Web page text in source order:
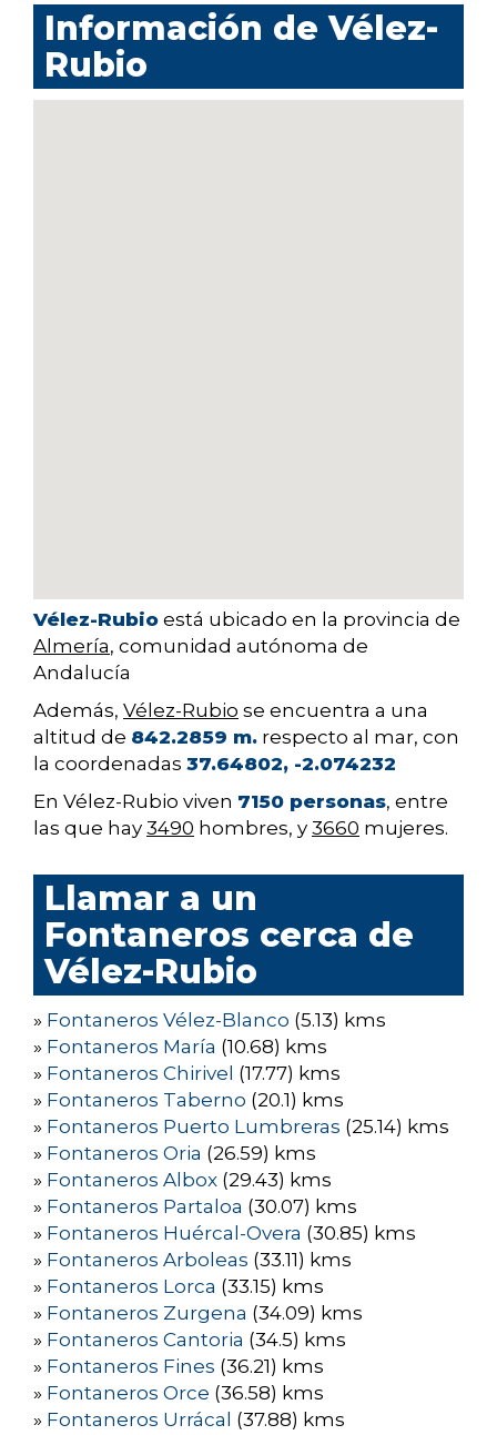
Información de Vélez-
Rubio
Vélez-Rubio está ubicado en la provincia de
Almería, comunidad autónoma de
Andalucía
Además, Vélez-Rubio se encuentra a una
altitud de 842.2859 m. respecto al mar, con
la coordenadas 37.64802, -2.074232
En Vélez-Rubio viven 7150 personas, entre
las que hay 3490 hombres, y 3660 mujeres.
Llamar a un
Fontaneros cerca de
Vélez-Rubio
» Fontaneros Vélez-Blanco (5.13) kms
» Fontaneros María (10.68) kms
» Fontaneros Chirivel (17.77) kms
» Fontaneros Taberno (20.1) kms
» Fontaneros Puerto Lumbreras (25.14) kms
» Fontaneros Oria (26.59) kms
» Fontaneros Albox (29.43) kms
» Fontaneros Partaloa (30.07) kms
» Fontaneros Huércal-Overa (30.85) kms
» Fontaneros Arboleas (33.11) kms
» Fontaneros Lorca (33.15) kms
» Fontaneros Zurgena (34.09) kms
» Fontaneros Cantoria (34.5) kms
» Fontaneros Fines (36.21) kms
» Fontaneros Orce (36.58) kms
» Fontaneros Urrácal (37.88) kms